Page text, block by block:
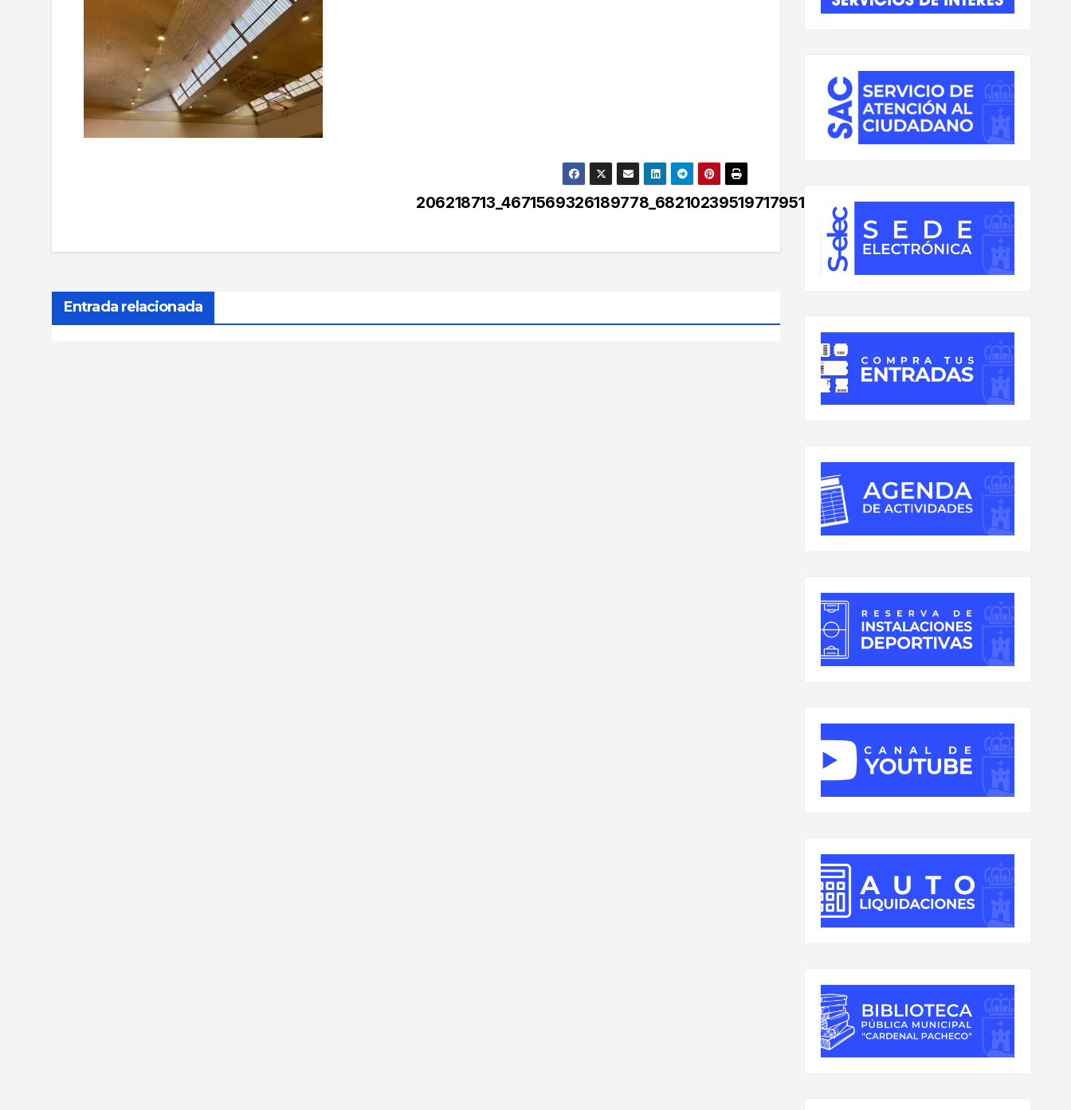
206218713_4671569326189778_6821023951971795114_n
Entrada relacionada